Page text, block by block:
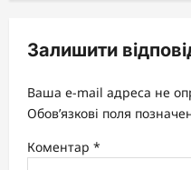
g
a
t
i
Залишити
Ваша e-mail адреса не
Обов’язкові поля
Коментар *